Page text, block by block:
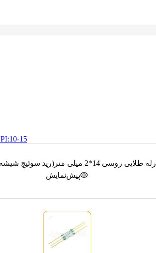
رید رله طلایی روسی 14*2 میلی متر(رید سوئیچ شیشه ای) PI:10-15
پیش‌نمایش